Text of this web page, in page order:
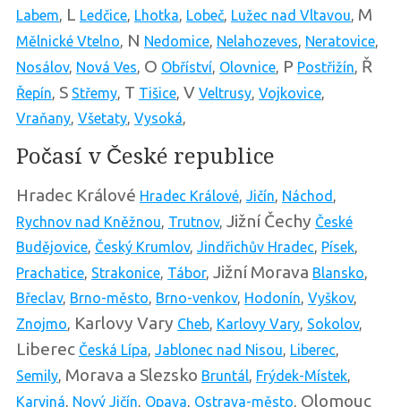
Labem, L Ledčice, Lhotka, Lobeč, Lužec nad Vltavou, M
Mělnické Vtelno, N Nedomice, Nelahozeves, Neratovice,
Nosálov, Nová Ves, O Obříství, Olovnice, P Postřižín, Ř
Řepín, S Střemy, T Tišice, V Veltrusy, Vojkovice,
Vraňany, Všetaty, Vysoká,
Počasí v České republice
Hradec Králové Hradec Králové, Jičín, Náchod ,
Rychnov nad Kněžnou, Trutnov, Jižní Čechy České
Budějovice, Český Krumlov, Jindřichův Hradec, Písek,
Prachatice, Strakonice, Tábor, Jižní Morava Blansko,
Břeclav, Brno-město, Brno-venkov, Hodonín, Vyškov,
Znojmo, Karlovy Vary Cheb, Karlovy Vary, Sokolov,
Liberec Česká Lípa, Jablonec nad Nisou, Liberec,
Semily, Morava a Slezsko Bruntál, Frýdek-Místek,
Karviná, Nový Jičín, Opava, Ostrava-město, Olomouc